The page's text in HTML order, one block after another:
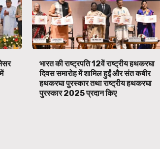
भारत की राष्ट्रपति 12वें राष्ट्रीय हथकरघा
दिवस समारोह में शामिल हुईं और संत कबीर
हथकरघा पुरस्कार तथा राष्ट्रीय हथकरघा
पुरस्कार 2025 प्रदान किए